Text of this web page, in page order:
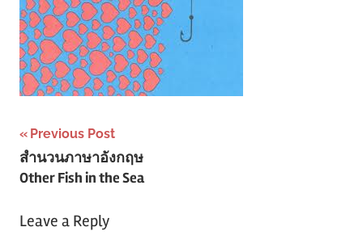
Post
navigation
Previous Post
สำนวนภาษาอังกฤษ
Other Fish in the Sea
Leave a Reply